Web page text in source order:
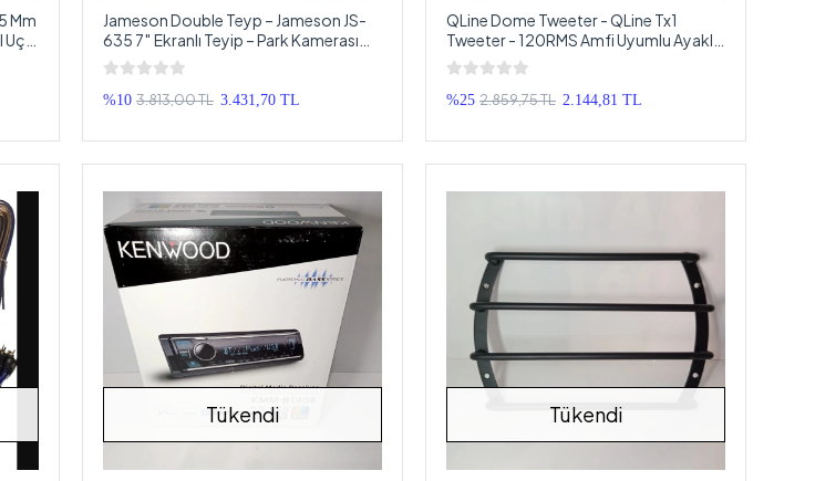
Mm
–
Jameson Double Teyp – Jameson JS-
635 7″ Ekranlı Teyip – Park Kamerası
Hediyeli
%10 3.813,00 TL 3.431,70 TL
QLine Dome Tweeter - QLine Tx1
Tweeter - 120RMS Amfi Uyumlu Ayaklı
Tweeter
%25 2.859,75 TL 2.144,81 TL
Tükendi Tükendi